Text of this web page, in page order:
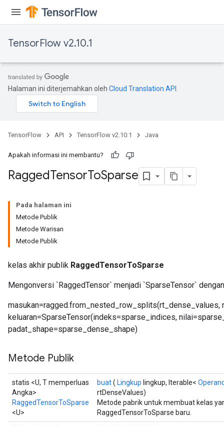
TensorFlow v2.10.1
Halaman ini diterjemahkan oleh Cloud Translation API
TensorFlow API TensorFlow v2.10.1 Java
Apakah informasi ini membantu?
RaggedTensorToSparse
Pada halaman ini
Metode Publik
Metode Warisan
Metode Publik
kelas akhir publik RaggedTensorToSparse
Mengonversi `RaggedTensor` menjadi `SparseTensor`
keluaran=SparseTensor(indeks=sparse_indices,
padat_shape=sparse_dense_shape)
Metode Publik
statis <U, T memperluas
Angka>
RaggedTensorToSparse
<U>
buat( Lingkup lingkup, Iterable<
rtDenseValues)
Metode pabrik untuk membuat kelas
RaggedTensorToSparse baru.